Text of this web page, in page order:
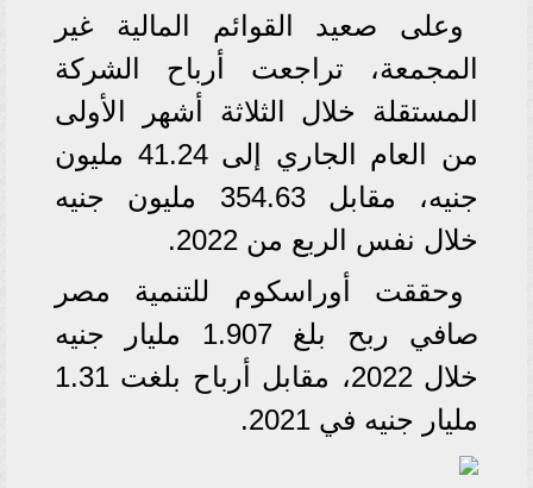
وعلى صعيد القوائم المالية غير
المجمعة، تراجعت أرباح الشركة
المستقلة خلال الثلاثة أشهر الأولى
من العام الجاري إلى 41.24 مليون
جنيه، مقابل 354.63 مليون جنيه
خلال نفس الربع من 2022.
وحققت أوراسكوم للتنمية مصر
صافي ربح بلغ 1.907 مليار جنيه
خلال 2022، مقابل أرباح بلغت 1.31
مليار جنيه في 2021.